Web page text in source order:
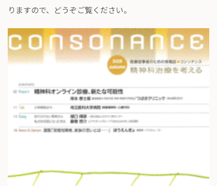
りますので、どうぞご覧ください。